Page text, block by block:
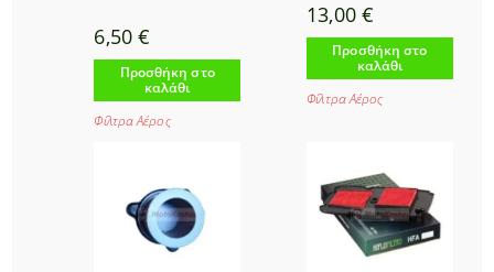
6,50 €
Προσθήκη στο
καλάθι
Φίλτρα Αέρος
13,00 €
Προσθήκη στο
καλάθι
Φίλτρα Αέρος